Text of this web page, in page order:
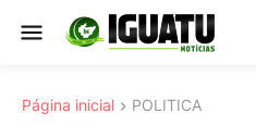
Página inicial POLITICA